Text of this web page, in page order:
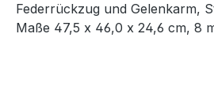
Federrückzug und Gelenkarm,
Maße 47,5 x 46,0 x 24,6 cm, 8